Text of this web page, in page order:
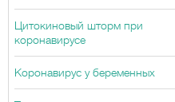
Цитокиновый шторм при
коронавирусе
Коронавирус у беременных